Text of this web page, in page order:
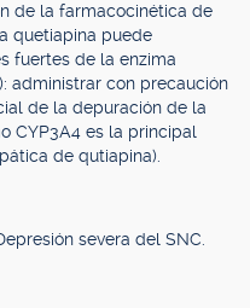
de la farmacocinética de
quetiapina puede
fuertes de la enzima
administrar con precaución
de la depuración de la
CYP3A4 es la principal
de qutiapina).
severa del SNC.